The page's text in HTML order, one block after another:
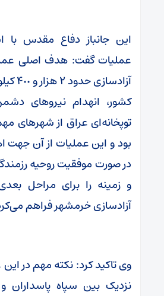
این جانباز دفاع مقدس با
عملیات گفت: هدف اصلی
کشور، انهدام نیروهای
توپخانه‌ای عراق از شهرهای
بود و این عملیات از آن
در صورت موفقیت روحیه
و زمینه را برای مراحل
آزادسازی خرمشهر فراهم
وی تاکید کرد: نکته مهم در
نزدیک بین سپاه